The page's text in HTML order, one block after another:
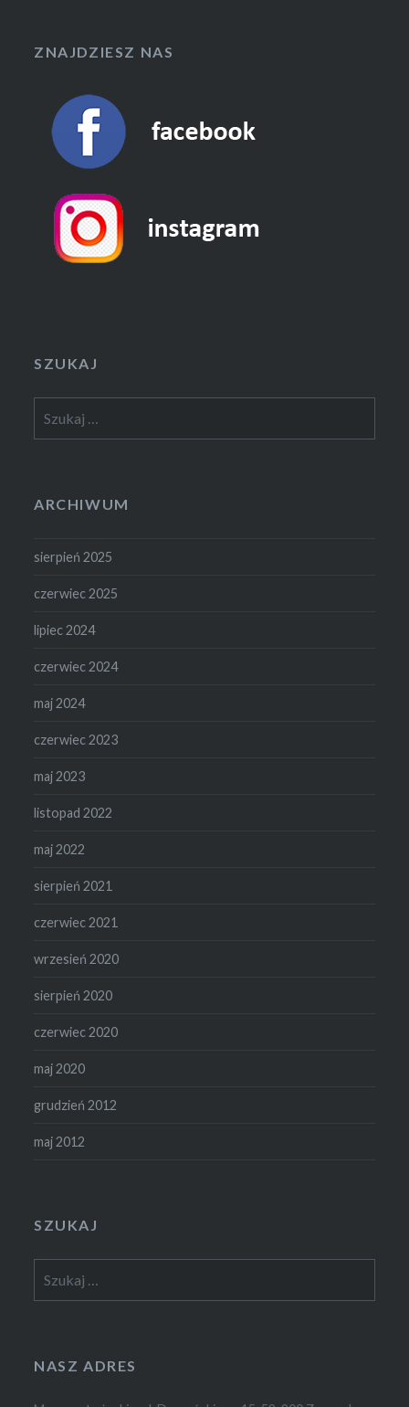
ZNAJDZIESZ NAS
SZUKAJ
ARCHIWUM
sierpień 2025
czerwiec 2025
lipiec 2024
czerwiec 2024
maj 2024
czerwiec 2023
maj 2023
listopad 2022
maj 2022
sierpień 2021
czerwiec 2021
wrzesień 2020
sierpień 2020
czerwiec 2020
maj 2020
grudzień 2012
maj 2012
SZUKAJ
NASZ ADRES